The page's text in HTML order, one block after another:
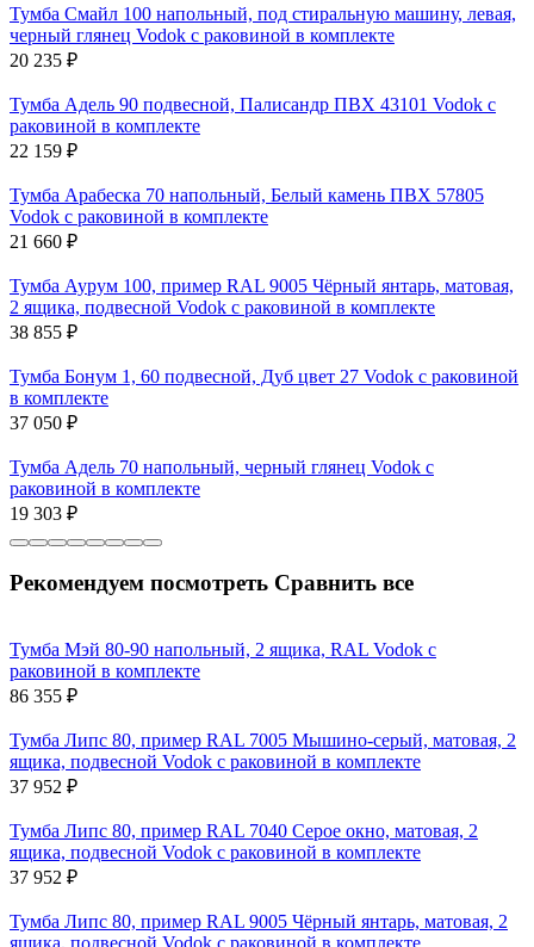
Тумба Смайл 100 напольный, под стиральную машину, левая,
черный глянец Vodok с раковиной в комплекте
20 235 ₽
Тумба Адель 90 подвесной, Палисандр ПВХ 43101 Vodok с
раковиной в комплекте
22 159 ₽
Тумба Арабеска 70 напольный, Белый камень ПВХ 57805
Vodok с раковиной в комплекте
21 660 ₽
Тумба Аурум 100, пример RAL 9005 Чёрный янтарь, матовая,
2 ящика, подвесной Vodok с раковиной в комплекте
38 855 ₽
Тумба Бонум 1, 60 подвесной, Дуб цвет 27 Vodok с раковиной
в комплекте
37 050 ₽
Тумба Адель 70 напольный, черный глянец Vodok с
раковиной в комплекте
19 303 ₽
Рекомендуем посмотреть Сравнить все
Тумба Мэй 80-90 напольный, 2 ящика, RAL Vodok с
раковиной в комплекте
86 355 ₽
Тумба Липс 80, пример RAL 7005 Мышино-серый, матовая, 2
ящика, подвесной Vodok с раковиной в комплекте
37 952 ₽
Тумба Липс 80, пример RAL 7040 Серое окно, матовая, 2
ящика, подвесной Vodok с раковиной в комплекте
37 952 ₽
Тумба Липс 80, пример RAL 9005 Чёрный янтарь, матовая, 2